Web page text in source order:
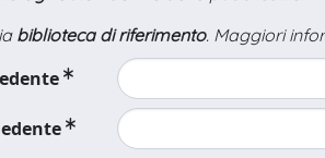
biblioteca di riferimento. Maggiori